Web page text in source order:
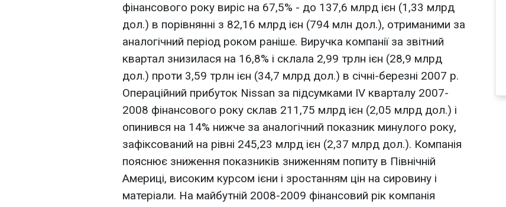
фінансового року виріс на 67,5% - до 137,6 млрд ієн (1,33 млрд
дол.) в порівнянні з 82,16 млрд ієн (794 млн дол.), отриманими за
аналогічний період роком раніше. Виручка компанії за звітний
квартал знизилася на 16,8% і склала 2,99 трлн ієн (28,9 млрд
дол.) проти 3,59 трлн ієн (34,7 млрд дол.) в січні-березні 2007 р.
Операційний прибуток Nissan за підсумками IV кварталу 2007-
2008 фінансового року склав 211,75 млрд ієн (2,05 млрд дол.) і
опинився на 14% нижче за аналогічний показник минулого року,
зафіксований на рівні 245,23 млрд ієн (2,37 млрд дол.). Компанія
пояснює зниження показників зниженням попиту в Північній
Америці, високим курсом ієни і зростанням цін на сировину і
матеріали. На майбутній 2008-2009 фінансовий рік компанія